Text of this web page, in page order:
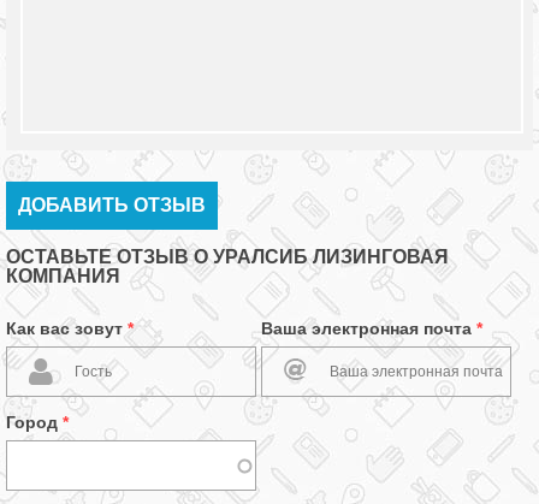
ДОБАВИТЬ ОТЗЫВ
ОСТАВЬТЕ ОТЗЫВ О УРАЛСИБ ЛИЗИНГОВАЯ
КОМПАНИЯ
Как вас зовут * Ваша электронная почта *
Город *